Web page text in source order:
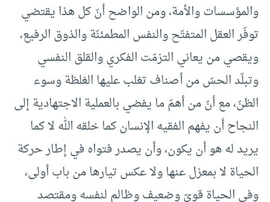
والمؤسسات والأمة، ومن الواضح أنّ كل هذا يقتضي
توفّر العقل المتفتّح والنفس المطمئنّة والذوق الرفيع،
ويقصي من يعاني التزمّت الفكري والقلق النفسي
وتبلّد الحسّ من أصناف تغلب عليها الغلظة وسوء
الظنّ، مع أنّ من أهمّ ما يفضي بالعملية الاجتهادية إلى
النجاح أن يفهم الفقيه الإنسان كما خلقه الله لا كما
يريد له هو أن يكون، وأن يصدر فتواه في إطار حركة
الحياة لا بمعزل عنها ولا عكس تيارها من باب أولى،
وفي الحياة قويّ وضعيف وظالم لنفسه ومقتصد